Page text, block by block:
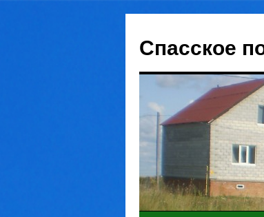
Спасское